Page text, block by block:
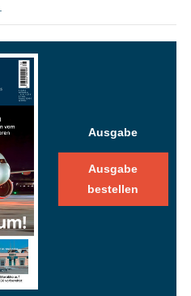
Ausgabe
Ausgabe
bestellen